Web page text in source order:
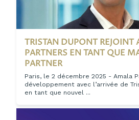
TRISTAN DUPONT REJOINT
PARTNERS EN TANT QUE
PARTNER
Paris, le 2 décembre 2025 - Amala
développement avec l’arrivée de
en tant que nouvel ...